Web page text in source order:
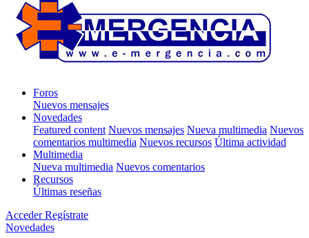
Foros
Nuevos mensajes
Novedades
Featured content Nuevos mensajes Nueva multimedia Nuevos
comentarios multimedia Nuevos recursos Última actividad
Multimedia
Nueva multimedia Nuevos comentarios
Recursos
Últimas reseñas
Acceder Regístrate
Novedades